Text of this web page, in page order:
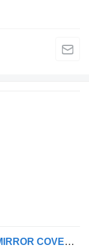
Mercedes-Benz XF106 PANORAMIC MIRROR COVER RH air filter housing for DAF ATEGO MP4 12T (2013-) truck